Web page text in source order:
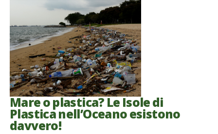
Mare o plastica? Le Isole di
Plastica nell’Oceano esistono
davvero!